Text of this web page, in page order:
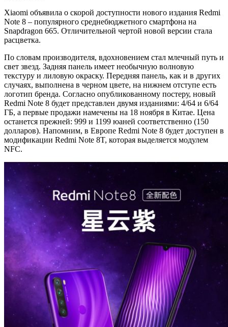
Xiaomi объявила о скорой доступности нового издания Redmi
Note 8 – популярного среднебюджетного смартфона на
Snapdragon 665. Отличительной чертой новой версии стала
расцветка.
По словам производителя, вдохновением стал млечный путь и
свет звезд. Задняя панель имеет необычную волновую
текстуру и лиловую окраску. Передняя панель, как и в других
случаях, выполнена в черном цвете, на нижнем отступе есть
логотип бренда. Согласно опубликованному постеру, новый
Redmi Note 8 будет представлен двумя изданиями: 4/64 и 6/64
ГБ, а первые продажи намечены на 18 ноября в Китае. Цена
останется прежней: 999 и 1199 юаней соответственно (150
долларов). Напомним, в Европе Redmi Note 8 будет доступен в
модификации Redmi Note 8T, которая выделяется модулем
NFC.